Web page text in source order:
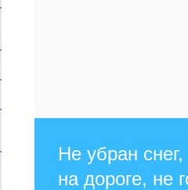
Не убран
на дороге, не